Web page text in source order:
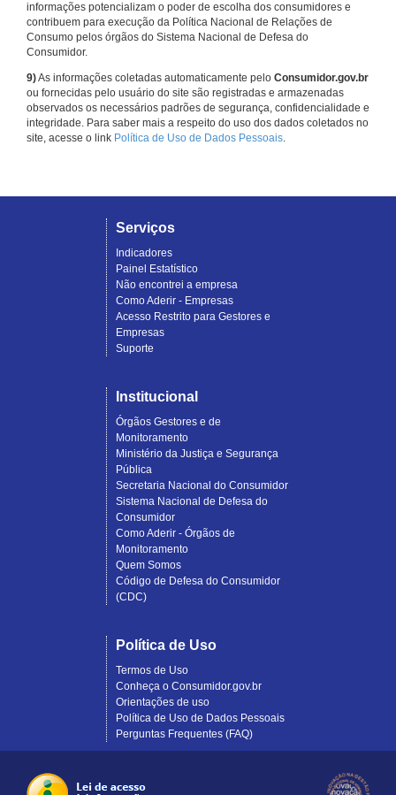
informações potencializam o poder de escolha dos consumidores e
contribuem para execução da Política Nacional de Relações de
Consumo pelos órgãos do Sistema Nacional de Defesa do
Consumidor.
9)As informações coletadas automaticamente pelo Consumidor.gov.br
ou fornecidas pelo usuário do site são registradas e armazenadas
observados os necessários padrões de segurança, confidencialidade e
integridade. Para saber mais a respeito do uso dos dados coletados no
site, acesse o link Política de Uso de Dados Pessoais.
Serviços
Indicadores
Painel Estatístico
Não encontrei a empresa
Como Aderir - Empresas
Acesso Restrito para Gestores e
Empresas
Suporte
Institucional
Órgãos Gestores e de
Monitoramento
Ministério da Justiça e Segurança
Pública
Secretaria Nacional do Consumidor
Sistema Nacional de Defesa do
Consumidor
Como Aderir - Órgãos de
Monitoramento
Quem Somos
Código de Defesa do Consumidor
(CDC)
Política de Uso
Termos de Uso
Conheça o Consumidor.gov.br
Orientações de uso
Política de Uso de Dados Pessoais
Perguntas Frequentes (FAQ)